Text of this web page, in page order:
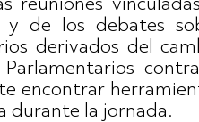
reuniones
y de los debates
derivados del
encontrar
durante la jornada.